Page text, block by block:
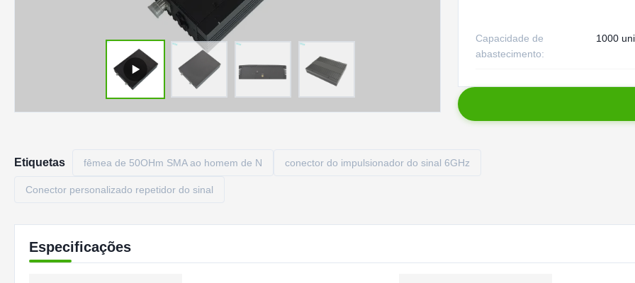
Capacidade de
abastecimento:
1000
Etiquetas fêmea de 50OHm SMA ao homem de N conector do impulsionador do sinal 6GHz
Conector personalizado repetidor do sinal
Especificações